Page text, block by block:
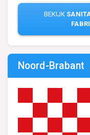
BEKIJK
Noord-Brabant